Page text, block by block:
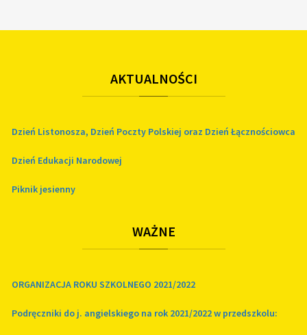
AKTUALNOŚCI
Dzień Listonosza, Dzień Poczty Polskiej oraz Dzień Łącznościowca
Dzień Edukacji Narodowej
Piknik jesienny
WAŻNE
ORGANIZACJA ROKU SZKOLNEGO 2021/2022
Podręczniki do j. angielskiego na rok 2021/2022 w przedszkolu: